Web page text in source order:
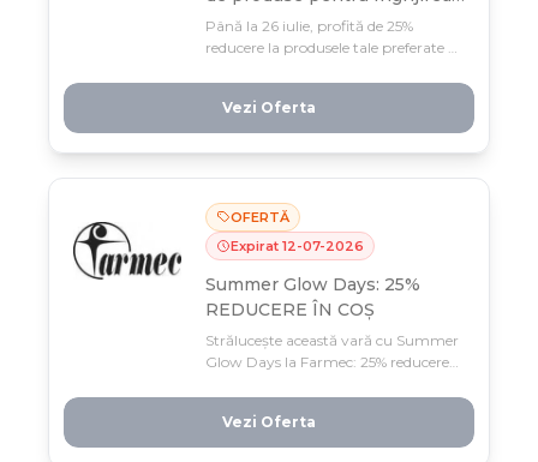
Tenului
Până la 26 iulie, profită de 25%
reducere la produsele tale preferate de
discountul — nu se cumulează cu
alte oferte.
Vezi Oferta
OFERTĂ
Expirat 12-07-2026
Summer Glow Days: 25%
REDUCERE ÎN COȘ
Strălucește această vară cu Summer
Glow Days la Farmec: 25% reducere
10-14 iulie, profită acum din stocuri
disponibile.
Vezi Oferta